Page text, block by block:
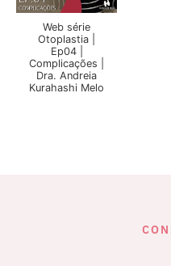
Web série
Otoplastia |
Ep04 |
Complicações |
Dra. Andreia
Kurahashi Melo